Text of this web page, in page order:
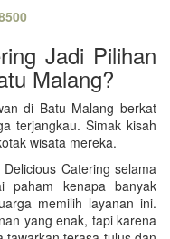
Jadi Pilihan
Malang?
di Batu Malang berkat
terjangkau. Simak kisah
wisata mereka.
Catering selama
paham kenapa banyak
memilih layanan ini.
yang enak, tapi karena